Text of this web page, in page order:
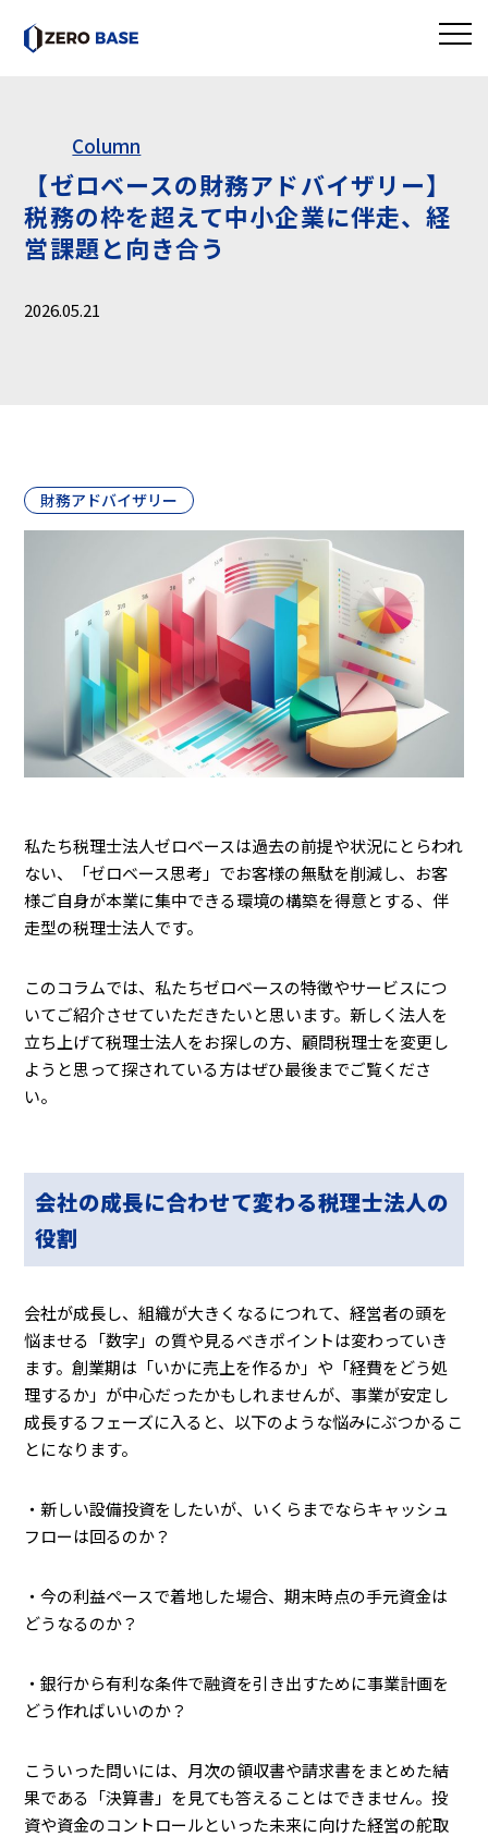
Column
【ゼロベースの財務アドバイザリー】
税務の枠を超えて中小企業に伴走、経
営課題と向き合う
2026.05.21
財務アドバイザリー
私たち税理士法人ゼロベースは過去の前提や状況にとらわれ
ない、「ゼロベース思考」でお客様の無駄を削減し、お客
様ご自身が本業に集中できる環境の構築を得意とする、伴
走型の税理士法人です。
このコラムでは、私たちゼロベースの特徴やサービスにつ
いてご紹介させていただきたいと思います。新しく法人を
立ち上げて税理士法人をお探しの方、顧問税理士を変更し
ようと思って探されている方はぜひ最後までご覧くださ
い。
会社の成長に合わせて変わる税理士法人の
役割
会社が成長し、組織が大きくなるにつれて、経営者の頭を
悩ませる「数字」の質や見るべきポイントは変わっていき
ます。創業期は「いかに売上を作るか」や「経費をどう処
理するか」が中心だったかもしれませんが、事業が安定し
成長するフェーズに入ると、以下のような悩みにぶつかるこ
とになります。
・新しい設備投資をしたいが、いくらまでならキャッシュ
フローは回るのか？
・今の利益ペースで着地した場合、期末時点の手元資金は
どうなるのか？
・銀行から有利な条件で融資を引き出すために事業計画を
どう作ればいいのか？
こういった問いには、月次の領収書や請求書をまとめた結
果である「決算書」を見ても答えることはできません。投
資や資金のコントロールといった未来に向けた経営の舵取